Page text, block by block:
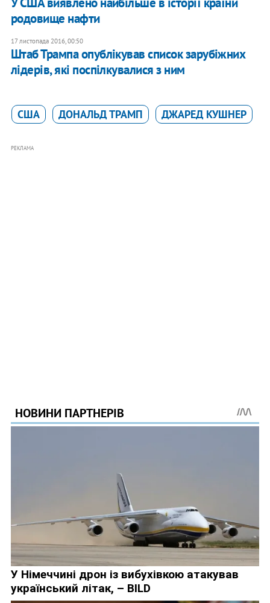
родовище нафти
17 листопада 2016, 00:50
Штаб Трампа опублікував список зарубіжних
лідерів, які поспілкувалися з ним
США ДОНАЛЬД ТРАМП ДЖАРЕД КУШНЕР
РЕКЛАМА